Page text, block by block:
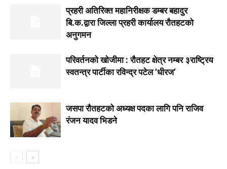
प्रहरी अतिरिक्त महानिरीक्षक डम्बर बहादुर
बि.क.द्वारा जिल्ला प्रहरी कार्यालय रौतहटको
अनुगमन
परिवर्तनको खोजीमा : रौतहट क्षेत्र नम्बर ३राष्ट्रिय
स्वतन्त्र पार्टीका रविन्द्र पटेल ‘धीरज’
जसपा राैतहटको अध्यक्ष पदका लागि पनि राजिव
रंजन यादव भिडने